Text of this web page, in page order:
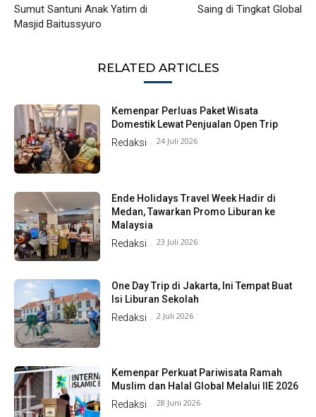
Sumut Santuni Anak Yatim di
Masjid Baitussyuro
Saing di Tingkat Global
RELATED ARTICLES
Kemenpar Perluas Paket Wisata
Domestik Lewat Penjualan Open Trip
Redaksi - 24 Juli 2026
Ende Holidays Travel Week Hadir di
Medan, Tawarkan Promo Liburan ke
Malaysia
Redaksi - 23 Juli 2026
One Day Trip di Jakarta, Ini Tempat Buat
Isi Liburan Sekolah
Redaksi - 2 Juli 2026
Kemenpar Perkuat Pariwisata Ramah
Muslim dan Halal Global Melalui IIE 2026
Redaksi - 28 Juni 2026